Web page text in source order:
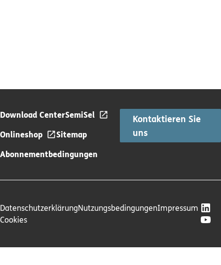
Download CenterSemiSel
Onlineshop
Sitemap
Abonnementbedingungen
Kontaktieren Sie
uns
DatenschutzerklärungNutzungsbedingungenImpressum
Cookies